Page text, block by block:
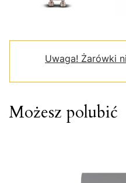
Uwaga! Żarówki
Możesz polubić